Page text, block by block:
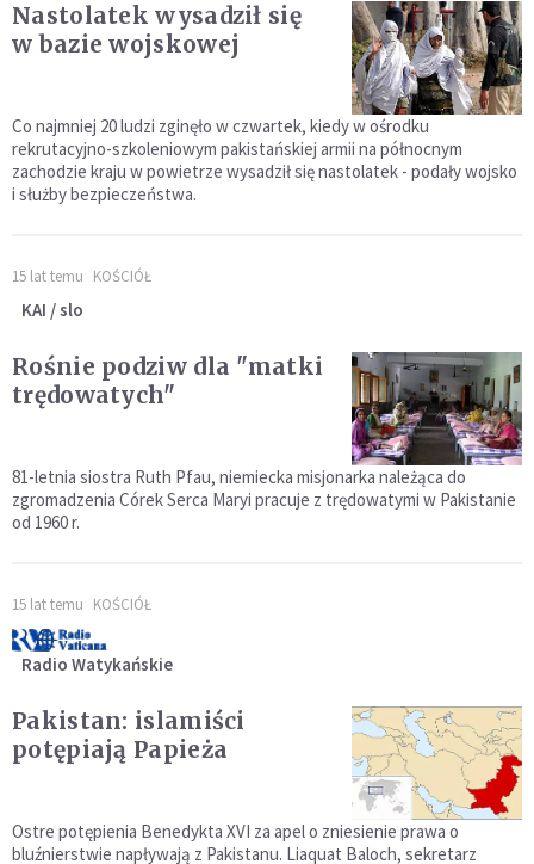
Nastolatek wysadził się
w bazie wojskowej
Co najmniej 20 ludzi zginęło w czwartek, kiedy w ośrodku
rekrutacyjno-szkoleniowym pakistańskiej armii na północnym
zachodzie kraju w powietrze wysadził się nastolatek - podały wojsko
i służby bezpieczeństwa.
15 lat temu KOŚCIÓŁ
KAI / slo
Rośnie podziw dla "matki
trędowatych"
81-letnia siostra Ruth Pfau, niemiecka misjonarka należąca do
zgromadzenia Córek Serca Maryi pracuje z trędowatymi w Pakistanie
od 1960 r.
15 lat temu KOŚCIÓŁ
Radio Watykańskie
Pakistan: islamiści
potępiają Papieża
Ostre potępienia Benedykta XVI za apel o zniesienie prawa o
bluźnierstwie napływają z Pakistanu. Liaquat Baloch, sekretarz